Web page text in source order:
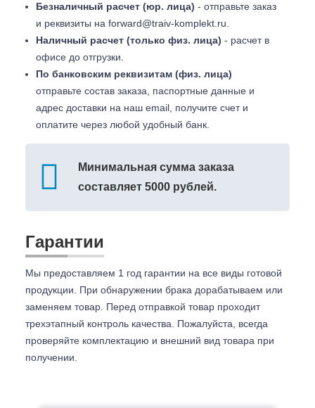
Безналичный расчет (юр. лица) - отправьте заказ
и реквизиты на forward@traiv-komplekt.ru
Наличный расчет (только физ. лица) - расчет в
офисе до отгрузки.
По банковским реквизитам (физ. лица)
отправьте состав заказа, паспортные данные и
адрес доставки на наш email, получите счет и
оплатите через любой удобный банк.
Минимальная сумма заказа
составляет 5000 рублей.
Гарантии
Мы предоставляем 1 год гарантии на все виды готовой
продукции. При обнаружении брака дорабатываем или
заменяем товар. Перед отправкой товар проходит
трехэтапный контроль качества. Пожалуйста, всегда
проверяйте комплектацию и внешний вид товара при
получении.